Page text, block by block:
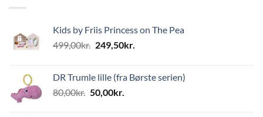
Kids by Friis Princess on The Pea
499,00kr. Den
var:
499,00kr..
249,50kr.
er:
DR Trumle lille (fra Børste serien)
80,00kr. Den
50,00kr.